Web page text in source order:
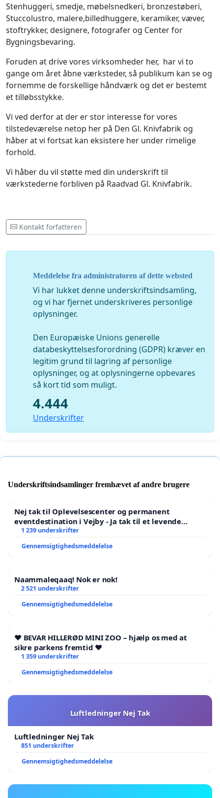
Stenhuggeri, smedje, møbelsnedkeri, bronzestøberi,
Stuccolustro, malere,billedhuggere, keramiker, væver,
stoftrykker, designere, fotografer og Center for
Bygningsbevaring.
Foruden at drive vores virksomheder her, har vi to
gange om året åbne værksteder, så publikum kan se og
fornemme de forskellige håndværk og det er bestemt
et tilløbsstykke.
Vi ved derfor at der er stor interesse for vores
tilstedeværelse netop her på Den Gl. Knivfabrik og
håber at vi fortsat kan eksistere her under rimelige
forhold.
Vi håber du vil støtte med din underskrift til
værkstederne forbliven på Raadvad Gl. Knivfabrik.
Kontakt forfatteren
Meddelelse fra administratoren af dette websted
Vi har lukket denne underskriftsindsamling,
og vi har fjernet underskriveres personlige
oplysninger.
Den Europæiske Unions generelle
databeskyttelsesforordning (GDPR) kræver en
legitim grund til lagring af personlige
oplysninger, og at oplysningerne opbevares
så kort tid som muligt.
4.444
Underskrifter
Underskriftsindsamlinger fremhævet af andre brugere
Nej tak til Oplevelsescenter og permanent
eventdestination i Vejby - Ja tak til et levende
lokalområde i balance
1 239 underskrifter
Gennemsigtighedsmeddelelse
Naammaleqaaq! Nok er nok!
2 521 underskrifter
Gennemsigtighedsmeddelelse
❤️ BEVAR HILLERØD MINI ZOO – hjælp os med at
sikre parkens fremtid ❤️
1 359 underskrifter
Gennemsigtighedsmeddelelse
Luftledninger Nej Tak
Luftledninger Nej Tak
851 underskrifter
Gennemsigtighedsmeddelelse